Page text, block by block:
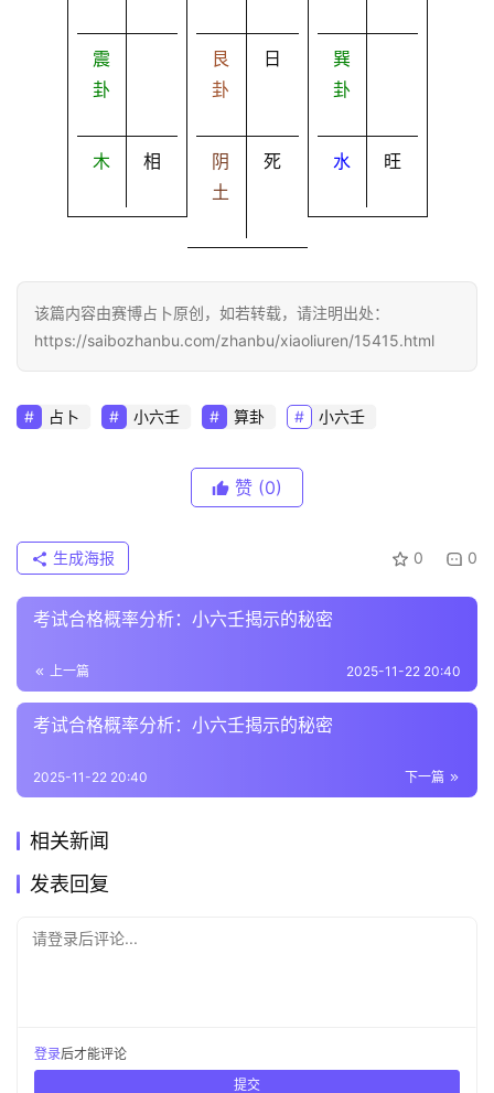
震
卦
木 相
艮
卦
日
阴
土
死
巽
卦
水 旺
该篇内容由赛博占卜原创，如若转载，请注明出处：
https://saibozhanbu.com/zhanbu/xiaoliuren/15415.html
占卜 小六壬 算卦 小六壬
赞 (0)
0 0
生成海报
考试合格概率分析：小六壬揭示的秘密
上一篇 2025-11-22 20:40
考试合格概率分析：小六壬揭示的秘密
下一篇
2025-11-22 20:40
相关新闻
发表回复
请登录后评论...
登录后才能评论
提交